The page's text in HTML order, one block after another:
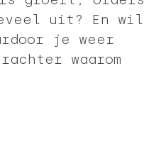
uit? En wil
je weer
waarom